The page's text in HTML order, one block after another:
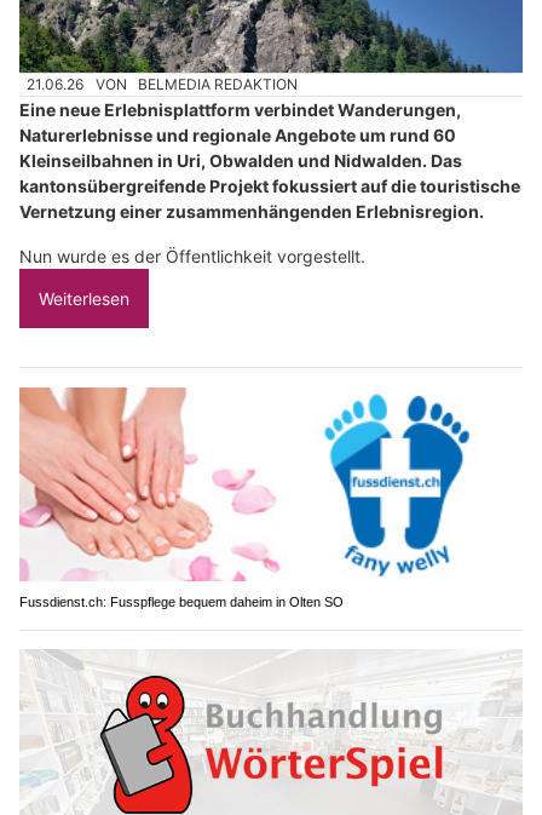
21.06.26 VON BELMEDIA REDAKTION
Eine neue Erlebnisplattform verbindet Wanderungen,
Naturerlebnisse und regionale Angebote um rund 60
Kleinseilbahnen in Uri, Obwalden und Nidwalden. Das
kantonsübergreifende Projekt fokussiert auf die touristische
Vernetzung einer zusammenhängenden Erlebnisregion.
Nun wurde es der Öffentlichkeit vorgestellt.
Weiterlesen
Fussdienst.ch: Fusspflege bequem daheim in Olten SO